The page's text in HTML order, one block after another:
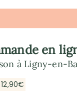
en
à Ligny-en-